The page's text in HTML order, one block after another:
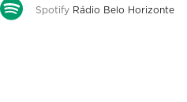
Spotify Rádio Belo Horizonte